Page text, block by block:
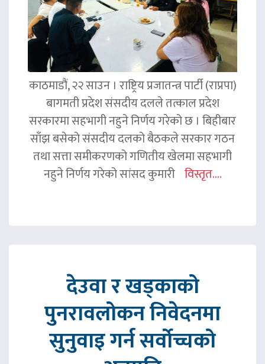
काठमाडौं, २२ साउन । राष्ट्रिय प्रजातन्त्र पार्टी (राप्रपा)
बागमती प्रदेश संसदीय दलले तत्काल प्रदेश
सरकारमा सहभागी नहुने निर्णय गरेको छ । बिहीबार
साँझ बसेको संसदीय दलको बैठकले सरकार गठन
तथा सत्ता समीकरणको गणितीय खेलमा सहभागी
नहुने निर्णय गरेको सांसद कुमारी विस्तृत....
देउवा र खड्काको
पुनरावलोकन निवेदनमा
सुनुवाइ गर्न सर्वोच्चको